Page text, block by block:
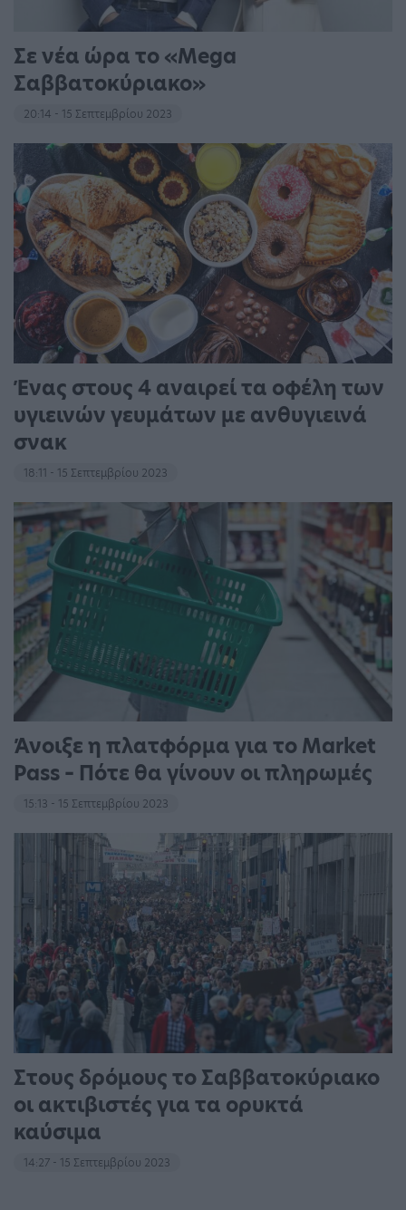
Σε νέα ώρα το «Mega
Σαββατοκύριακο»
20:14 - 15 Σεπτεμβρίου 2023
Ένας στους 4 αναιρεί τα οφέλη των
υγιεινών γευμάτων με ανθυγιεινά
σνακ
18:11 - 15 Σεπτεμβρίου 2023
Άνοιξε η πλατφόρμα για το Market
Pass – Πότε θα γίνουν οι πληρωμές
15:13 - 15 Σεπτεμβρίου 2023
Στους δρόμους το Σαββατοκύριακο
οι ακτιβιστές για τα ορυκτά
καύσιμα
14:27 - 15 Σεπτεμβρίου 2023